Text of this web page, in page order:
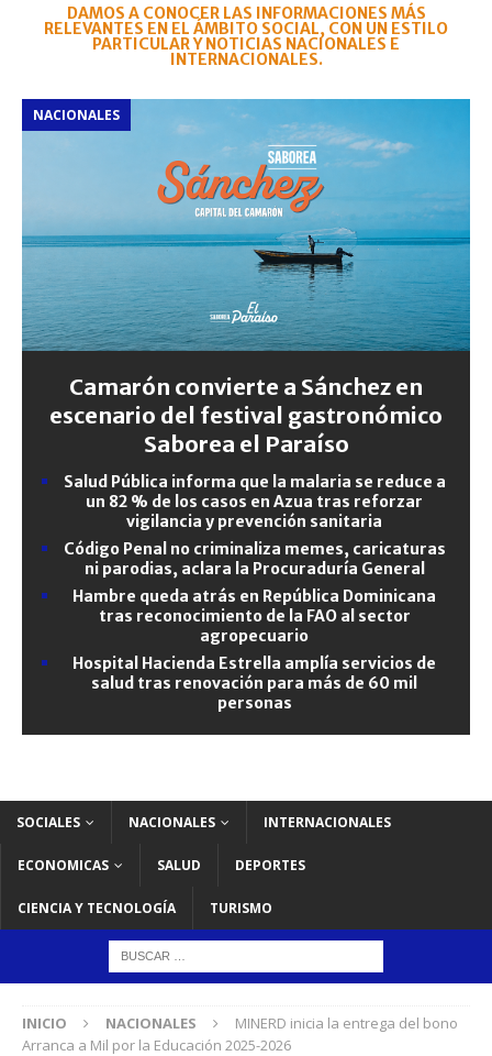
DAMOS A CONOCER LAS INFORMACIONES MÁS
RELEVANTES EN EL ÁMBITO SOCIAL, CON UN ESTILO
PARTICULAR Y NOTICIAS NACIONALES E
INTERNACIONALES.
NACIONALES
Camarón convierte a Sánchez en
escenario del festival gastronómico
Saborea el Paraíso
Salud Pública informa que la malaria se reduce a
un 82 % de los casos en Azua tras reforzar
vigilancia y prevención sanitaria
Código Penal no criminaliza memes, caricaturas
ni parodias, aclara la Procuraduría General
Hambre queda atrás en República Dominicana
tras reconocimiento de la FAO al sector
agropecuario
Hospital Hacienda Estrella amplía servicios de
salud tras renovación para más de 60 mil
personas
SOCIALES NACIONALES INTERNACIONALES
ECONOMICAS SALUD DEPORTES
CIENCIA Y TECNOLOGÍA TURISMO
INICIO NACIONALES
MINERD inicia la entrega del bono
Arranca a Mil por la Educación 2025-2026